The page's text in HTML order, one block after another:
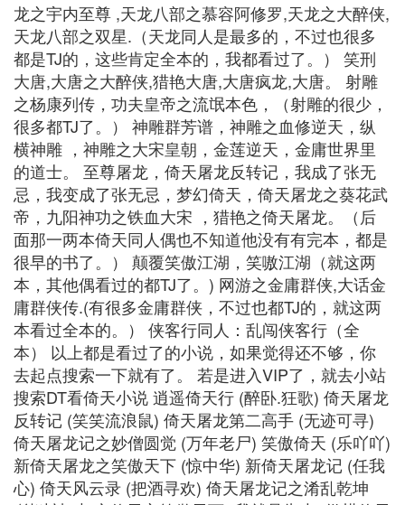
龙之宇内至尊 ,天龙八部之慕容阿修罗,天龙之大醉侠,
天龙八部之双星.（天龙同人是最多的，不过也很多
都是TJ的，这些肯定全本的，我都看过了。） 笑刑
大唐,大唐之大醉侠,猎艳大唐,大唐疯龙,大唐。 射雕
之杨康列传，功夫皇帝之流氓本色，（射雕的很少，
很多都TJ了。） 神雕群芳谱，神雕之血修逆天，纵
横神雕 ，神雕之大宋皇朝，金莲逆天，金庸世界里
的道士。 至尊屠龙，倚天屠龙反转记，我成了张无
忌，我变成了张无忌，梦幻倚天，倚天屠龙之葵花武
帝，九阳神功之铁血大宋 ，猎艳之倚天屠龙。（后
面那一两本倚天同人偶也不知道他没有有完本，都是
很早的书了。） 颠覆笑傲江湖，笑嗷江湖（就这两
本，其他偶看过的都TJ了。) 网游之金庸群侠,大话金
庸群侠传.(有很多金庸群侠，不过也都TJ的，就这两
本看过全本的。） 侠客行同人：乱闯侠客行（全
本） 以上都是看过了的小说，如果觉得还不够，你
去起点搜索一下就有了。 若是进入VIP了，就去小站
搜索DT看倚天小说 逍遥倚天行 (醉卧.狂歌) 倚天屠龙
反转记 (笑笑流浪鼠) 倚天屠龙第二高手 (无迹可寻)
倚天屠龙记之妙僧圆觉 (万年老尸) 笑傲倚天 (乐吖吖)
新倚天屠龙之笑傲天下 (惊中华) 新倚天屠龙记 (任我
心) 倚天风云录 (把酒寻欢) 倚天屠龙记之淆乱乾坤